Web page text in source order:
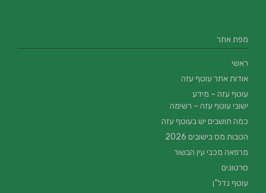
מפת אתר
ראשי
אודות אתר עוטף עזה
עוטף עזה – מידע
ישובי עוטף עזה – רשימה
כמה תושבים יש בעוטף עזה
הטבות מס בישובים 2026
מרפאה מכבי עין הבשור
סרטונים
עוטף נדל”ן